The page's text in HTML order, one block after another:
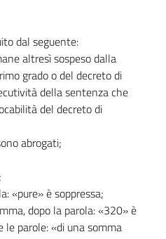
dal seguente:
altresì sospeso dalla
grado o del decreto di
della sentenza che
del decreto di
abrogati;
«pure» è soppressa;
dopo la parola: «320» è
le parole: «di una somma